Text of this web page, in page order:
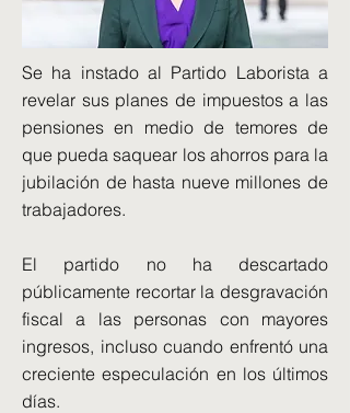
Se ha instado al Partido Laborista a
revelar sus planes de impuestos a las
pensiones en medio de temores de
que pueda saquear los ahorros para la
jubilación de hasta nueve millones de
trabajadores.
El partido no ha descartado
públicamente recortar la desgravación
fiscal a las personas con mayores
ingresos, incluso cuando enfrentó una
creciente especulación en los últimos
días.